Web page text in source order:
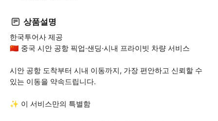
상품설명
한국투어사 제공
🇨🇳 중국 시안 공항 픽업·샌딩·시내 프라이빗 차량 서비스
시안 공항 도착부터 시내 이동까지, 가장 편안하고 신뢰할 수
있는 이동을 약속드립니다.
✨ 이 서비스만의 특별함